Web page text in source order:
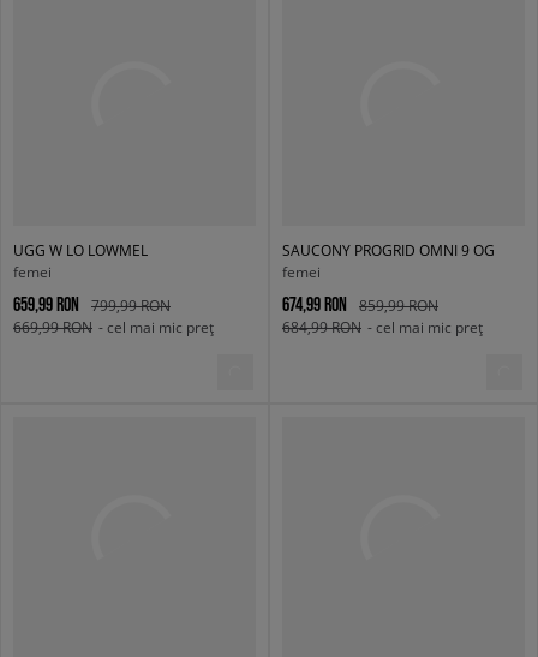
UGG W LO LOWMEL
femei
659,99 RON
799,99 RON
669,99 RON - cel mai mic preț
SAUCONY PROGRID OMNI 9 OG
femei
674,99 RON
859,99 RON
684,99 RON - cel mai mic preț